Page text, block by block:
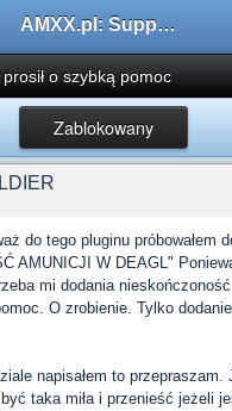
AMXX.pl: Support AMX Mod X i SourceMod
o szybką pomoc
Zablokowany
do tego pluginu próbowałem
AMUNICJI W DEAGL"
mi dodania
O zrobienie. Tylko
napisałem to przepraszam.
taka miła i przenieść jeżeli